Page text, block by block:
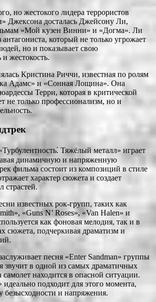
но жестокого лидера террористов
досталась Джейсону Ли,
«Мой кузен Винни» и «Догма». Ли
антагониста, который не только угрожает
но и показывает свою
и жестокость.
Кристина Риччи, известная по ролям
Адамс» и «Сонная Лощина». Она
Терри, которая в критической
не только профессионализм, но и
Тяжёлый металл» играет
динамичную и напряженную
фильма состоит из композиций в стиле
характер сюжета и создает
страстей.
известных рок-групп, таких как
«Guns N’ Roses», «Van Halen» и
как фоновая мелодия, так и в
сюжета, подчеркивая драматизм и
песня «Enter Sandman» группы
звучит в одной из самых драматичных
самолет находится в опасной ситуации.
подходит для этого момента,
безысходности и напряжения.